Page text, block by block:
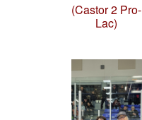
(Castor 2 Pro-
Lac)